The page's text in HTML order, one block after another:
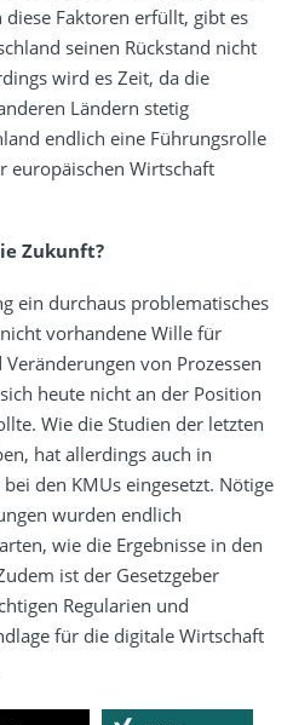
Faktoren erfüllt, gibt es
seinen Rückstand nicht
wird es Zeit, da die
Ländern stetig
endlich eine Führungsrolle
europäischen Wirtschaft
Zukunft?
ein durchaus problematisches
vorhandene Wille für
von Prozessen
heute nicht an der Position
Wie die Studien der letzten
hat allerdings auch in
den KMUs eingesetzt. Nötige
wurden endlich
wie die Ergebnisse in den
ist der Gesetzgeber
Regularien und
für die digitale Wirtschaft